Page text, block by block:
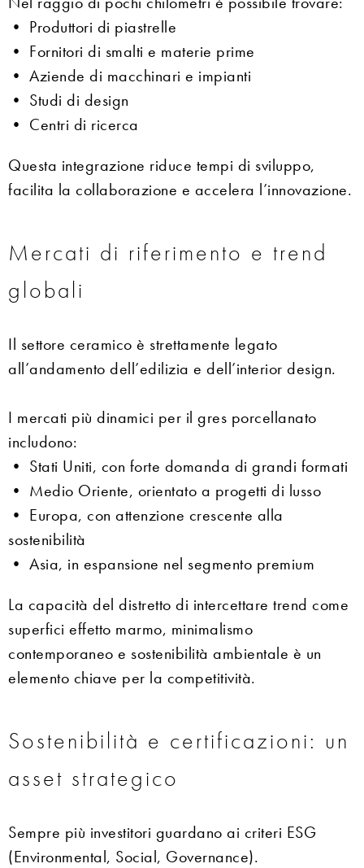
• Produttori di piastrelle
• Fornitori di smalti e materie prime
• Aziende di macchinari e impianti
• Studi di design
• Centri di ricerca
Questa integrazione riduce tempi di sviluppo,
facilita la collaborazione e accelera l’innovazione.
Mercati di riferimento e trend
globali
Il settore ceramico è strettamente legato
all’andamento dell’edilizia e dell’interior design.
I mercati più dinamici per il gres porcellanato
includono:
• Stati Uniti, con forte domanda di grandi formati
• Medio Oriente, orientato a progetti di lusso
• Europa, con attenzione crescente alla
sostenibilità
• Asia, in espansione nel segmento premium
La capacità del distretto di intercettare trend come
superfici effetto marmo, minimalismo
contemporaneo e sostenibilità ambientale è un
elemento chiave per la competitività.
Sostenibilità e certificazioni: un
asset strategico
Sempre più investitori guardano ai criteri ESG
(Environmental, Social, Governance).